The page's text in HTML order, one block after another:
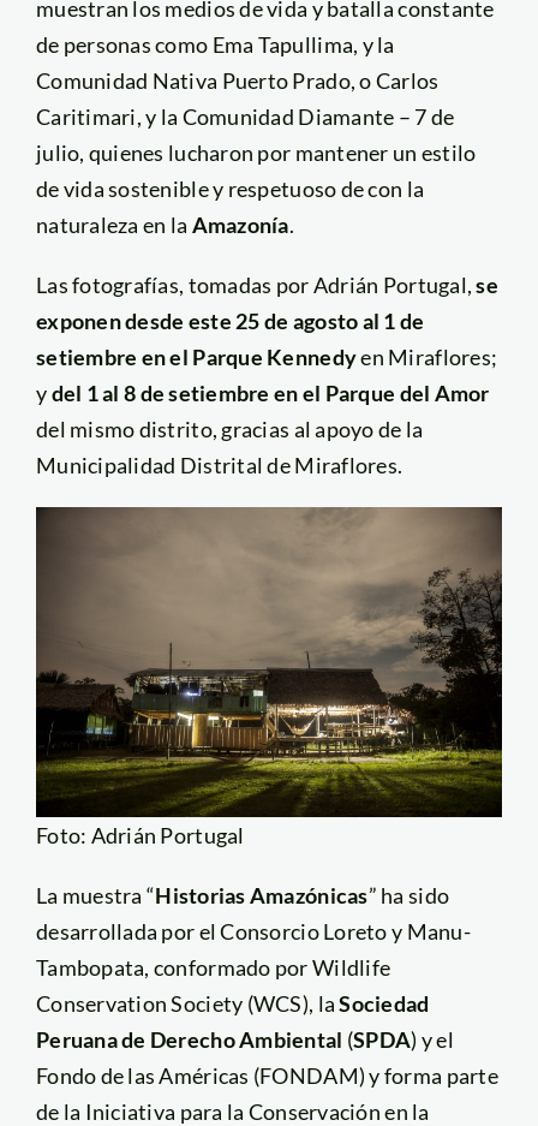
muestran los medios de vida y batalla constante
de personas como Ema Tapullima, y la
Comunidad Nativa Puerto Prado, o Carlos
Caritimari, y la Comunidad Diamante – 7 de
julio, quienes lucharon por mantener un estilo
de vida sostenible y respetuoso de con la
naturaleza en la Amazonía.
Las fotografías, tomadas por Adrián Portugal,se
exponen desde este 25 de agosto al 1 de
setiembre en el Parque Kennedyen Miraflores;
ydel 1 al 8 de setiembre en el Parque del Amor
del mismo distrito, gracias al apoyo de la
Municipalidad Distrital de Miraflores.
Foto: Adrián Portugal
La muestra “Historias Amazónicas” ha sido
desarrollada por el Consorcio Loreto y Manu-
Tambopata, conformado por Wildlife
Conservation Society (WCS), laSociedad
Peruana de Derecho Ambiental (SPDA) y el
Fondo de las Américas (FONDAM) y forma parte
de la Iniciativa para la Conservación en la